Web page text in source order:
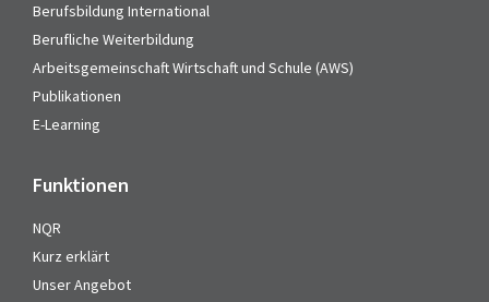
Berufsbildung International
Berufliche Weiterbildung
Arbeitsgemeinschaft Wirtschaft und Schule (AWS)
Publikationen
E-Learning
Funktionen
NQR
Kurz erklärt
Unser Angebot